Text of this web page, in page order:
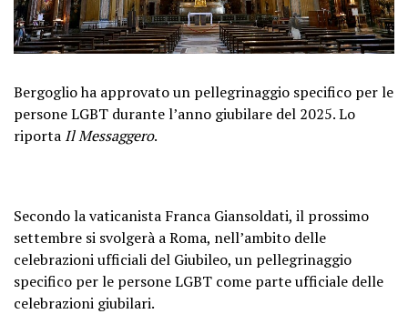
Bergoglio ha approvato un pellegrinaggio specifico per le
persone LGBT durante l’anno giubilare del 2025. Lo
riporta IlMessaggero.
Secondo la vaticanista Franca Giansoldati, il prossimo
settembre si svolgerà a Roma, nell’ambito delle
celebrazioni ufficiali del Giubileo, un pellegrinaggio
specifico per le persone LGBT come parte ufficiale delle
celebrazioni giubilari.